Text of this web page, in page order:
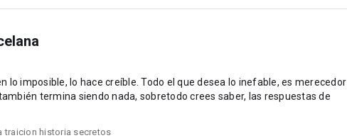
lo imposible, lo hace creíble. Todo el que desea lo inefable, es merecedor
termina siendo nada, sobretodo crees saber, las respuestas de
traicion historia secretos